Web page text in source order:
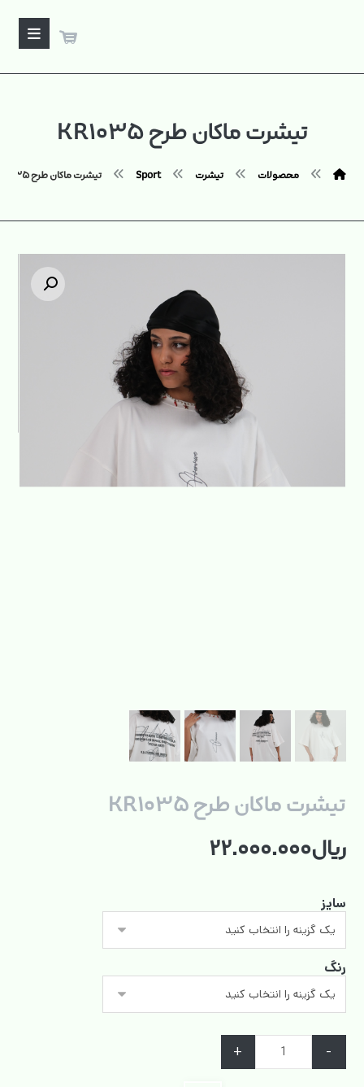
تیشرت ماکان طرح KR۱۰۳۵
محصولات تیشرت Sport تیشرت ماکان طرح KR۱۰۳۵
تیشرت ماکان طرح KR۱۰۳۵
ریال۲۲.۰۰۰.۰۰۰
سایز
رنگ
-
+